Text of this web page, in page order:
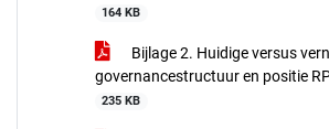
164 KB
Bijlage 2. Huidige versus
governancestructuur en positie
235 KB